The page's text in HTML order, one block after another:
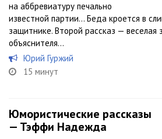
на аббревиатуру печально
известной партии… Беда кроется в
защитнике. Второй рассказ — веселая
объяснителя...
Юрий Гуржий
15 минут
Юмористические рассказы
— Тэффи Надежда